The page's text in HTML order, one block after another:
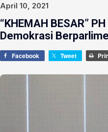
April 10, 2021
“KHEMAH BESAR”
Demokrasi
Facebook Tweet